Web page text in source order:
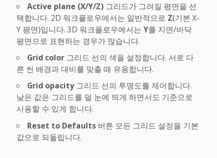
Active plane (X/Y/Z) 그리드가 그려질 평면을 선
택합니다. 2D 워크플로우에서는 일반적으로 Z(기본 X-
Y 평면)입니다. 3D 워크플로우에서는 Y를 지면/바닥
평면으로 표현하는 경우가 많습니다.
Grid color 그리드 선의 색을 설정합니다. 서로 다
른 씬 배경과 대비를 맞출 때 유용합니다.
Grid opacity그리드 선의 투명도를 제어합니다.
낮은 값은 그리드를 덜 눈에 띄게 하면서도 기준으로
사용할 수 있게 합니다.
Reset to Defaults 버튼 모든 그리드 설정을 기본
값으로 되돌립니다.